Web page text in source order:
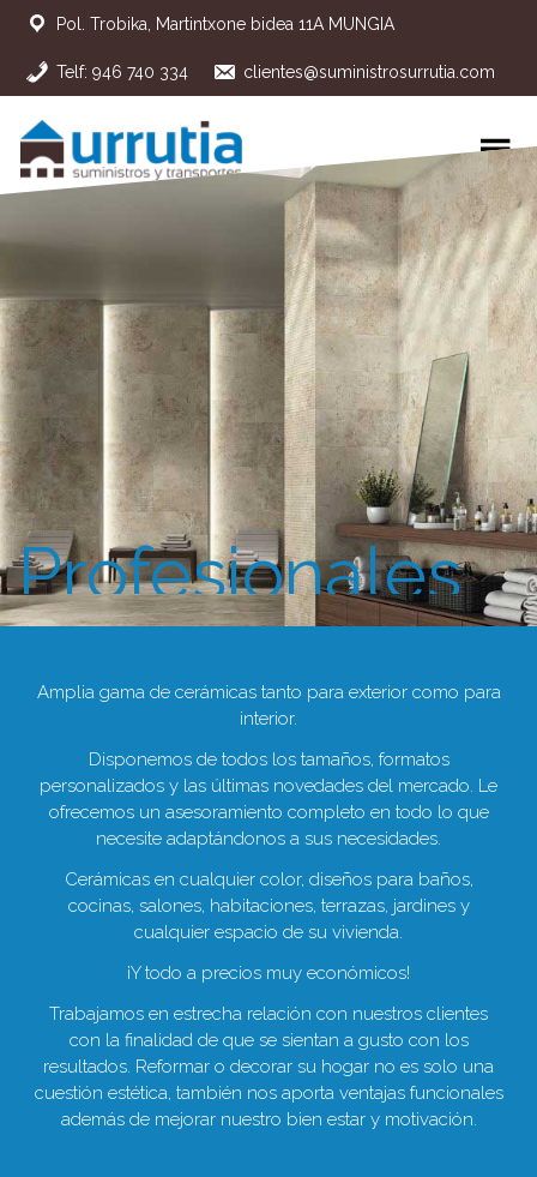
Pol. Trobika, Martintxone bidea 11A MUNGIA
Telf: 946 740 334 clientes@suministrosurrutia.com
Profesionales
Amplia gama de cerámicas tanto para exterior como para
interior.
Disponemos de todos los tamaños, formatos
personalizados y las últimas novedades del mercado. Le
ofrecemos un asesoramiento completo en todo lo que
necesite adaptándonos a sus necesidades.
Cerámicas en cualquier color, diseños para baños,
cocinas, salones, habitaciones, terrazas, jardines y
cualquier espacio de su vivienda.
¡Y todo a precios muy económicos!
Trabajamos en estrecha relación con nuestros clientes
con la finalidad de que se sientan a gusto con los
resultados. Reformar o decorar su hogar no es solo una
cuestión estética, también nos aporta ventajas funcionales
además de mejorar nuestro bien estar y motivación.